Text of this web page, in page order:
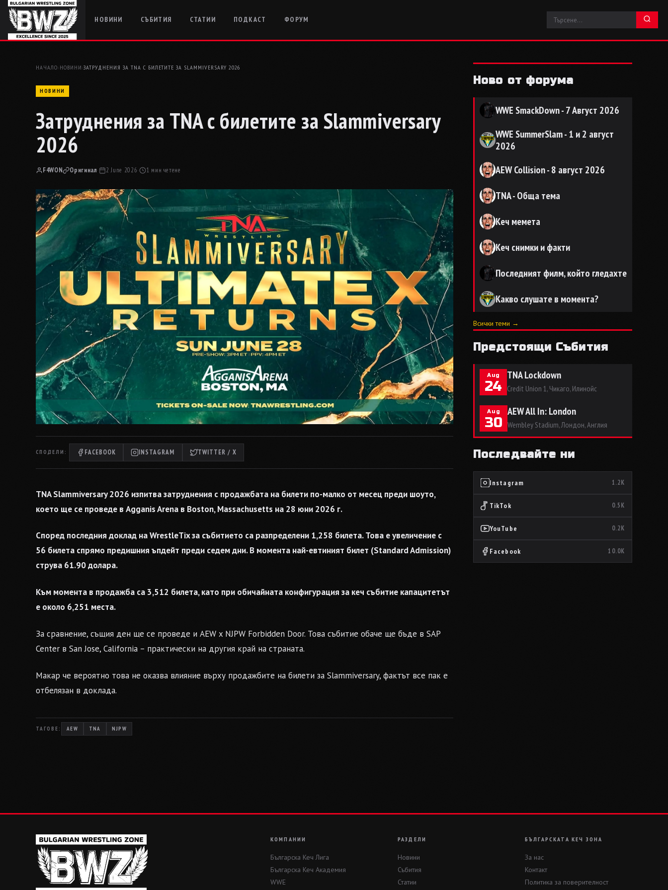
НОВИНИ СЪБИТИЯ СТАТИИ ПОДКАСТ ФОРУМ
НАЧАЛО› НОВИНИ ›ЗАТРУДНЕНИЯ ЗА TNA С БИЛЕТИТЕ ЗА SLAMMIVERSARY 2026
НОВИНИ
Затруднения за TNA с билетите за Slammiversary
2026
F4WON Оригинал· 2 June 2026· 1 мин четене
СПОДЕЛИ: FACEBOOK INSTAGRAM TWITTER / X
TNA Slammiversary 2026 изпитва затруднения с продажбата на билети по-малко от месец преди шоуто,
което ще се проведе в Agganis Arena в Boston, Massachusetts на 28 юни 2026 г.
Според последния доклад на WrestleTix за събитието са разпределени 1,258 билета. Това е увеличение с
56 билета спрямо предишния ъпдейт преди седем дни. В момента най-евтиният билет (Standard Admission)
струва 61.90 долара.
Към момента в продажба са 3,512 билета, като при обичайната конфигурация за кеч събитие капацитетът
е около 6,251 места.
За сравнение, същия ден ще се проведе и AEW x NJPW Forbidden Door. Това събитие обаче ще бъде в SAP
Center в San Jose, California – практически на другия край на страната.
Макар че вероятно това не оказва влияние върху продажбите на билети за Slammiversary, фактът все пак е
отбелязан в доклада.
ТАГОВЕ: AEW TNA NJPW
Ново от форума
WWE SmackDown - 7 Август 2026
WWE SummerSlam - 1 и 2 август
2026
AEW Collision - 8 август 2026
TNA - Обща тема
Кеч мемета
Кеч снимки и факти
Последният филм, който гледахте
Какво слушате в момента?
Всички теми →
Предстоящи Събития
Aug
24
TNA Lockdown
Credit Union 1, Чикаго, Илинойс
Aug
30
AEW All In: London
Wembley Stadium, Лондон, Англия
Последвайте ни
Instagram 1.2K
TikTok 0.5K
YouTube 0.2K
Facebook 10.0K
КОМПАНИИ
Българска Кеч Лига
Българска Кеч Академия
WWE
РАЗДЕЛИ
Новини
Събития
Статии
БЪЛГАРСКАТА КЕЧ ЗОНА
За нас
Контакт
Политика за поверителност